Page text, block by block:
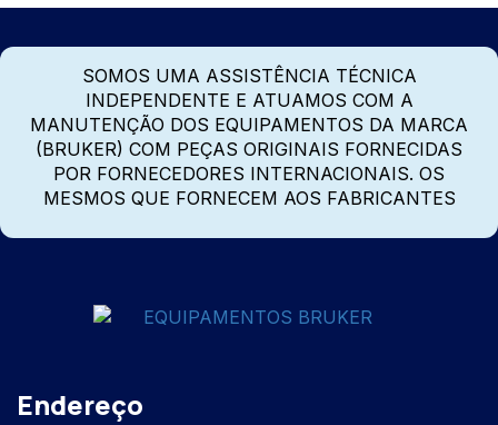
SOMOS UMA ASSISTÊNCIA TÉCNICA
INDEPENDENTE E ATUAMOS COM A
MANUTENÇÃO DOS EQUIPAMENTOS DA MARCA
(BRUKER) COM PEÇAS ORIGINAIS FORNECIDAS
POR FORNECEDORES INTERNACIONAIS. OS
MESMOS QUE FORNECEM AOS FABRICANTES
Endereço